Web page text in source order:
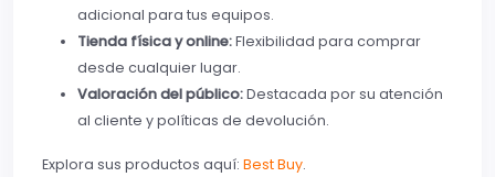
adicional para tus equipos.
Tienda física y online:Flexibilidad para comprar
desde cualquier lugar.
Valoración del público:Destacada por su atención
al cliente y políticas de devolución.
Explora sus productos aquí: Best Buy.